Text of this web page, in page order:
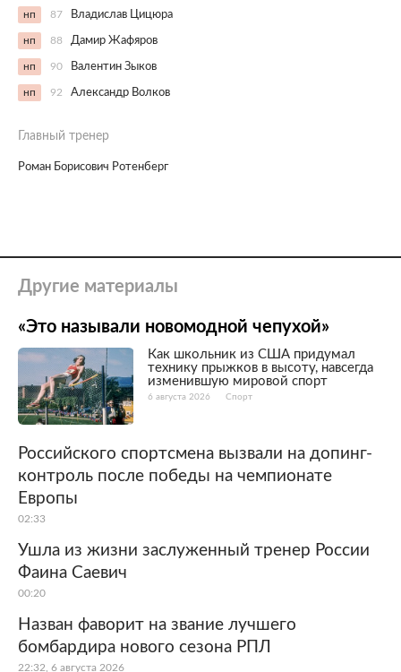
нп 87 Владислав Цицюра
нп 88 Дамир Жафяров
нп 90 Валентин Зыков
нп 92 Александр Волков
Главный тренер
Роман Борисович Ротенберг
Другие материалы
«Это называли новомодной чепухой»
Как школьник из США придумал
технику прыжков в высоту, навсегда
изменившую мировой спорт
6 августа 2026 Спорт
Российского спортсмена вызвали на допинг-
контроль после победы на чемпионате
Европы
02:33
Ушла из жизни заслуженный тренер России
Фаина Саевич
00:20
Назван фаворит на звание лучшего
бомбардира нового сезона РПЛ
22:32, 6 августа 2026